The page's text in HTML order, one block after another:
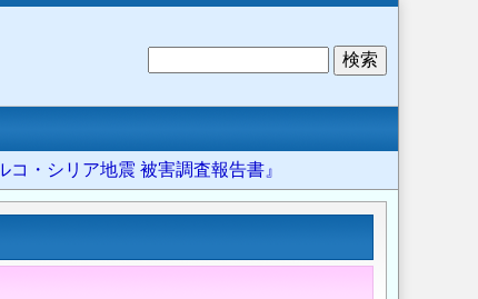
・シリア地震 被害調査報告書』